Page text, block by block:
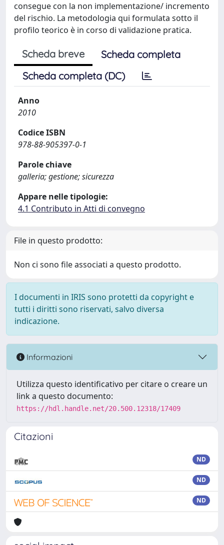
consegue con la non implementazione/ incremento
del rischio. La metodologia qui formulata sotto il
profilo teorico è in corso di validazione pratica.
Scheda breve
Scheda completa
Scheda completa (DC)
Anno
2010
Codice ISBN
978-88-905397-0-1
Parole chiave
galleria; gestione; sicurezza
Appare nelle tipologie:
4.1 Contributo in Atti di convegno
File in questo prodotto:
Non ci sono file associati a questo prodotto.
I documenti in IRIS sono protetti da copyright e
tutti i diritti sono riservati, salvo diversa
indicazione.
Informazioni
Utilizza questo identificativo per citare o creare un
link a questo documento:
https://hdl.handle.net/20.500.12318/17409
Citazioni
ND
ND
ND